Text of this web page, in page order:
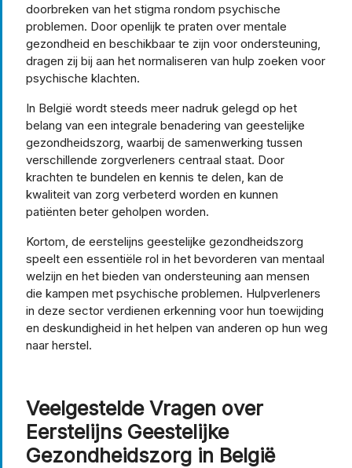
doorbreken van het stigma rondom psychische
problemen. Door openlijk te praten over mentale
gezondheid en beschikbaar te zijn voor ondersteuning,
dragen zij bij aan het normaliseren van hulp zoeken voor
psychische klachten.
In België wordt steeds meer nadruk gelegd op het
belang van een integrale benadering van geestelijke
gezondheidszorg, waarbij de samenwerking tussen
verschillende zorgverleners centraal staat. Door
krachten te bundelen en kennis te delen, kan de
kwaliteit van zorg verbeterd worden en kunnen
patiënten beter geholpen worden.
Kortom, de eerstelijns geestelijke gezondheidszorg
speelt een essentiële rol in het bevorderen van mentaal
welzijn en het bieden van ondersteuning aan mensen
die kampen met psychische problemen. Hulpverleners
in deze sector verdienen erkenning voor hun toewijding
en deskundigheid in het helpen van anderen op hun weg
naar herstel.
Veelgestelde Vragen over
Eerstelijns Geestelijke
Gezondheidszorg in België